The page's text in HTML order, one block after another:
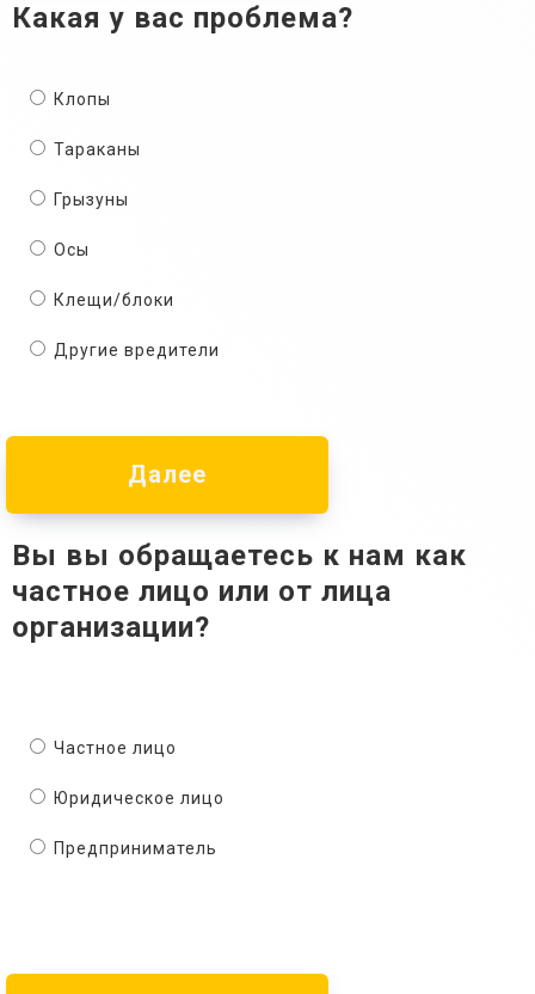
Какая у вас проблема?
Клопы
Тараканы
Грызуны
Осы
Клещи/блоки
Другие вредители
Далее
Вы вы обращаетесь к нам как
частное лицо или от лица
организации?
Частное лицо
Юридическое лицо
Предприниматель